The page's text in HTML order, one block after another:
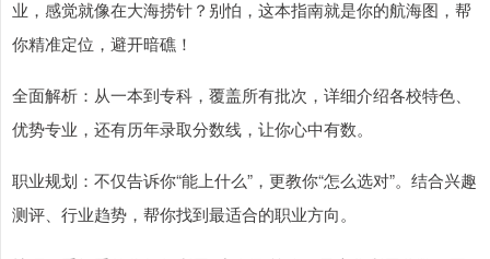
业，感觉就像在大海捞针？别怕，这本指南就是你的航海图，帮
你精准定位，避开暗礁！
全面解析：从一本到专科，覆盖所有批次，详细介绍各校特色、
优势专业，还有历年录取分数线，让你心中有数。
职业规划：不仅告诉你“能上什么”，更教你“怎么选对”。结合兴趣
测评、行业趋势，帮你找到最适合的职业方向。